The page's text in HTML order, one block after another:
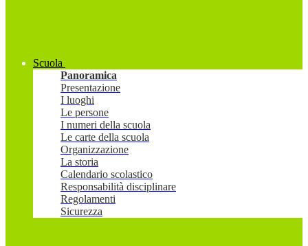
Scuola
Panoramica
Presentazione
I luoghi
Le persone
I numeri della scuola
Le carte della scuola
Organizzazione
La storia
Calendario scolastico
Responsabilità disciplinare
Regolamenti
Sicurezza